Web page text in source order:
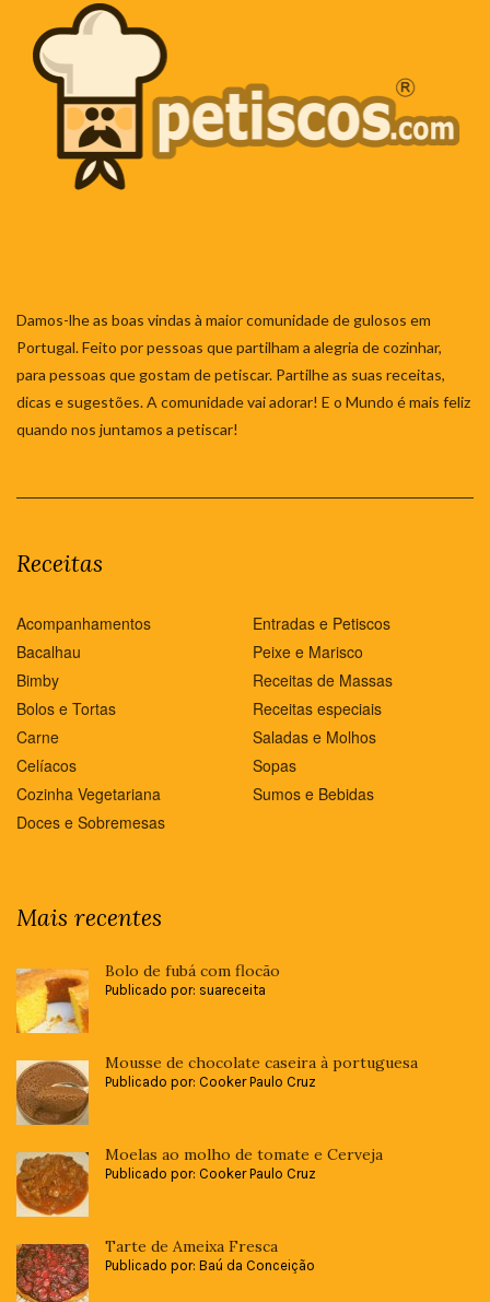
Damos-lhe as boas vindas à maior comunidade de gulosos em
Portugal. Feito por pessoas que partilham a alegria de cozinhar,
para pessoas que gostam de petiscar. Partilhe as suas receitas,
dicas e sugestões. A comunidade vai adorar! E o Mundo é mais feliz
quando nos juntamos a petiscar!
Receitas
Acompanhamentos
Bacalhau
Bimby
Bolos e Tortas
Carne
Celíacos
Cozinha Vegetariana
Doces e Sobremesas
Entradas e Petiscos
Peixe e Marisco
Receitas de Massas
Receitas especiais
Saladas e Molhos
Sopas
Sumos e Bebidas
Mais recentes
Bolo de fubá com flocão
Publicado por: suareceita
Mousse de chocolate caseira à portuguesa
Publicado por: Cooker Paulo Cruz
Moelas ao molho de tomate e Cerveja
Publicado por: Cooker Paulo Cruz
Tarte de Ameixa Fresca
Publicado por: Baú da Conceição